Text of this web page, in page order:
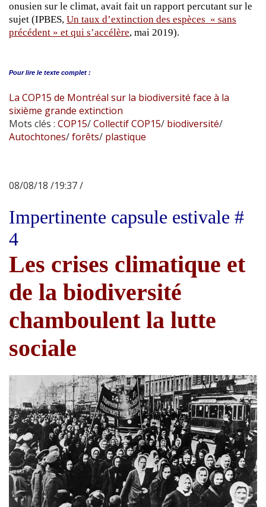
onusien sur le climat, avait fait un rapport percutant sur le
sujet (IPBES, Un taux d’extinction des espèces « sans
précédent » et qui s’accélère, mai 2019).
Pour lire le texte complet :
La COP15 de Montréal sur la biodiversité face à la
sixième grande extinction
Mots clés : COP15/Collectif COP15/ biodiversité/
Autochtones/forêts/ plastique
08/08/18 /19:37 /
Impertinente capsule estivale #
4
Les crises climatique et
de la biodiversité
chamboulent la lutte
sociale